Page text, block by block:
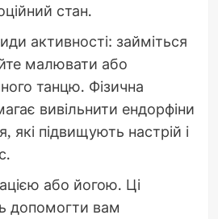
стан.
активності: займіться
малювати або
танцю. Фізична
вивільнити ендорфіни
підвищують настрій і
або йогою. Ці
допомогти вам